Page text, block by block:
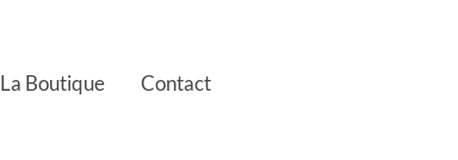
La Boutique Contact